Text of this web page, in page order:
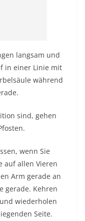
langsam und
in einer Linie mit
während
sind, gehen
wenn Sie
auf allen Vieren
Arm gerade an
gerade. Kehren
wiederholen
Seite.